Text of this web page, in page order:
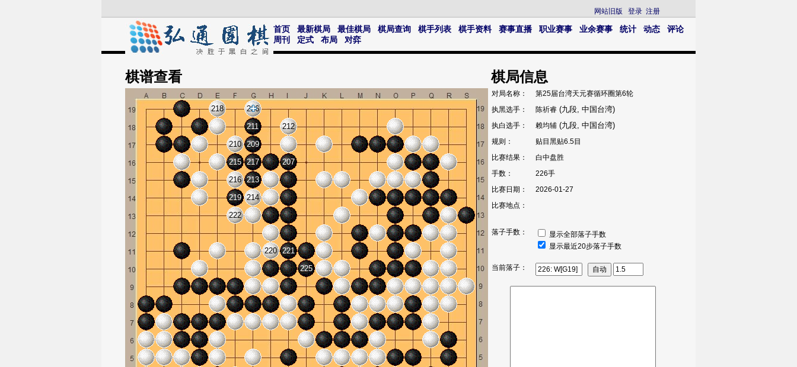
网站旧版 登录 注册
首页 最新棋局 最佳棋局 棋局查询 棋手列表 棋手资料 赛事直播 职业赛事 业余赛事 统计 动态
评论
周刊
定式 布局 对弈
棋谱查看
207
209
210
211 212
213
214
215
216
217
218
219
220 221
222
225
226
棋局信息
对局名称：
第25届台湾天元赛循环圈第6轮
执黑选手：
陈祈睿 (九段, 中国台湾)
执白选手： 赖均辅 (九段, 中国台湾)
规则：
贴目黑贴6.5目
比赛结果：
白中盘胜
手数：
226手
比赛日期：
2026-01-27
比赛地点：
落子手数：
显示全部落子手数
显示最近20步落子手数
当前落子：